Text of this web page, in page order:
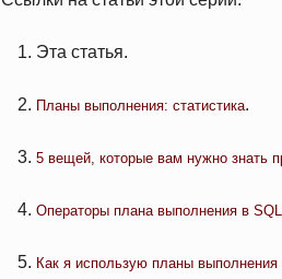
Эта статья.
Планы выполнения: статистика.
5 вещей, которые вам нужно знать
Операторы плана выполнения в
Как я использую планы